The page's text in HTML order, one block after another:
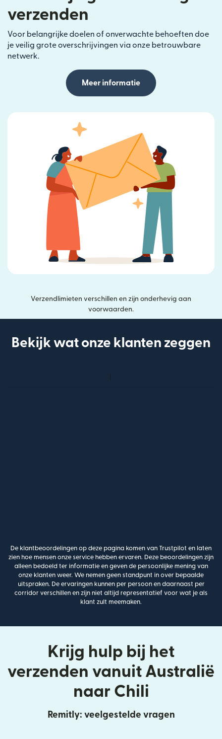
verzenden
Voor belangrijke doelen of onverwachte behoeften doe
je veilig grote overschrijvingen via onze betrouwbare
netwerk.
Meer informatie
Verzendlimieten verschillen en zijn onderhevig aan
voorwaarden.
Bekijk wat onze klanten zeggen
De klantbeoordelingen op deze pagina komen van Trustpilot en laten
zien hoe mensen onze service hebben ervaren. Deze beoordelingen zijn
alleen bedoeld ter informatie en geven de persoonlijke mening van
onze klanten weer. We nemen geen standpunt in over bepaalde
uitspraken. De ervaringen kunnen per persoon en daarnaast per
corridor verschillen en zijn niet altijd representatief voor wat je als
klant zult meemaken.
Krijg hulp bij het
verzenden vanuit Australië
naar Chili
Remitly: veelgestelde vragen